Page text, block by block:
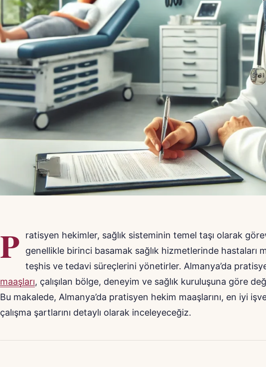
P
ratisyen hekimler, sağlık sisteminin temel taşı olarak
genellikle birinci basamak sağlık hizmetlerinde hastaları
teşhis ve tedavi süreçlerini yönetirler. Almanya’da
maaşları, çalışılan bölge, deneyim ve sağlık kuruluşuna göre
Bu makalede, Almanya’da pratisyen hekim maaşlarını, en iyi
çalışma şartlarını detaylı olarak inceleyeceğiz.